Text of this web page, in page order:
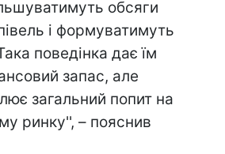
обсяги
і формуватимуть
поведінка дає їм
запас, але
загальний попит на
ринку'', – пояснив